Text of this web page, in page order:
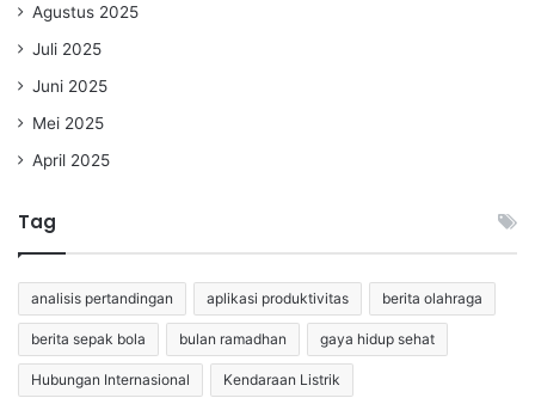
Agustus 2025
Juli 2025
Juni 2025
Mei 2025
April 2025
Tag
analisis pertandingan aplikasi produktivitas berita olahraga
berita sepak bola bulan ramadhan gaya hidup sehat
Hubungan Internasional Kendaraan Listrik